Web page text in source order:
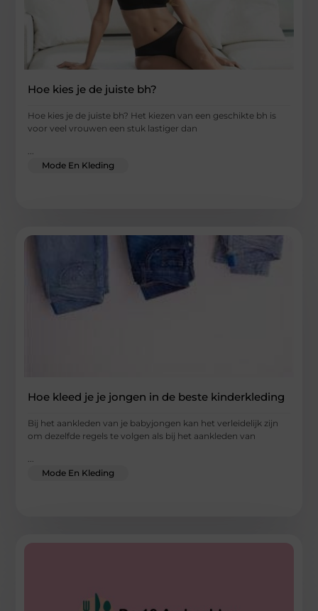
Hoe kies je de juiste bh?
Hoe kies je de juiste bh? Het kiezen van een geschikte bh is
voor veel vrouwen een stuk lastiger dan
Mode En Kleding
Hoe kleed je je jongen in de beste kinderkleding
Bij het aankleden van je babyjongen kan het verleidelijk zijn
om dezelfde regels te volgen als bij het aankleden van
...
Mode En Kleding